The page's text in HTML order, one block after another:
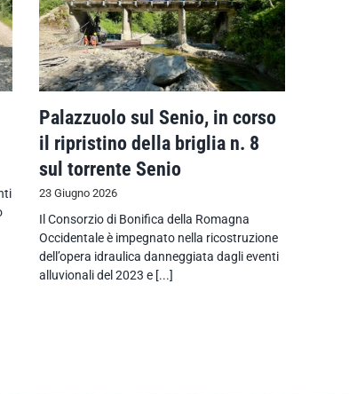
Palazzuolo sul Senio, in corso
il ripristino della briglia n. 8
sul torrente Senio
23 Giugno 2026
Il Consorzio di Bonifica della Romagna
Occidentale è impegnato nella ricostruzione
dell’opera idraulica danneggiata dagli eventi
alluvionali del 2023 e [...]